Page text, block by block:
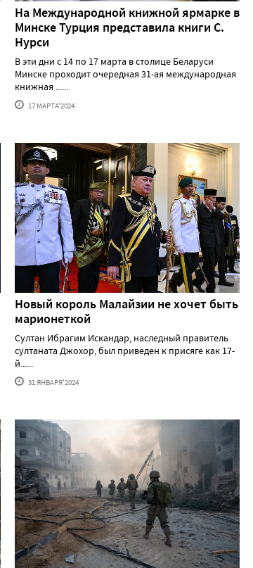
На Международной книжной ярмарке в
Минске Турция представила книги С.
Нурси
В эти дни с 14 по 17 марта в столице Беларуси
Минске проходит очередная 31-ая международная
книжная ......
17 МАРТА'2024
Новый король Малайзии не хочет быть
марионеткой
Султан Ибрагим Искандар, наследный правитель
султаната Джохор, был приведен к присяге как 17-
й......
31 ЯНВАРЯ'2024